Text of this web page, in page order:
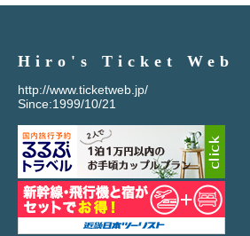
Hiro's Ticket Web
http://www.ticketweb.jp/
Since:1999/10/21